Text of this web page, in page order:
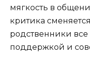
мягкость в
критика
родственники
поддержкой и